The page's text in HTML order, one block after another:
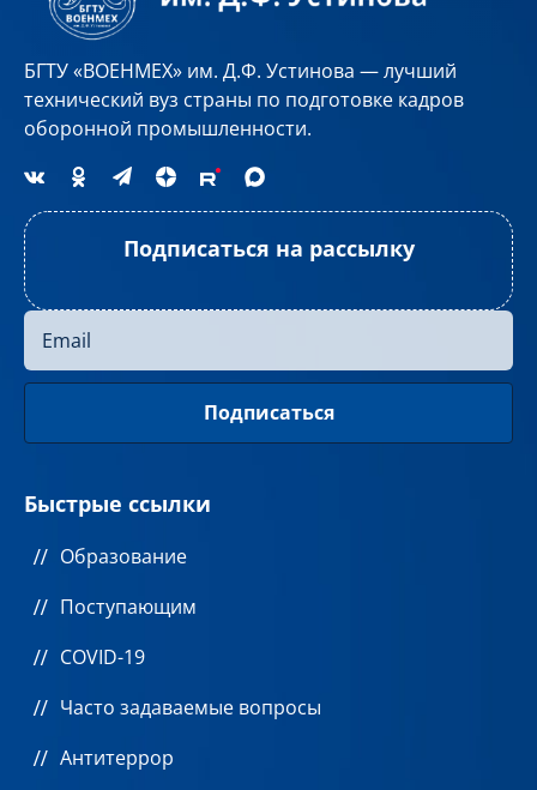
БГТУ «ВОЕНМЕХ» им. Д.Ф. Устинова — лучший
технический вуз страны по подготовке кадров
оборонной промышленности.
Подписаться на рассылку
Быстрые ссылки
Образование
Поступающим
COVID-19
Часто задаваемые вопросы
Антитеррор